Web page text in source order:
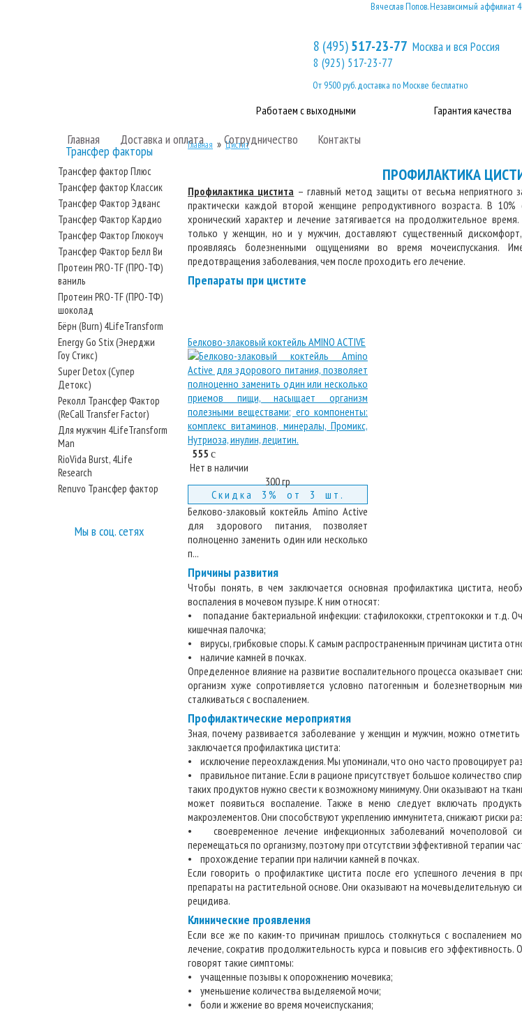
Главная Доставка и оплата Сотрудничество Контакты
Работаем с выходными Гарантия качества
8 (495)517-23-77 Москва и вся Россия
8 (925) 517-23-77
От 9500 руб. доставка по Москве бесплатно
Вячеслав Попов. Независимый аффилиат
Трансфер факторы
Трансфер фактор Плюс
Трансфер фактор Классик
Трансфер Фактор Эдванс
Трансфер Фактор Кардио
Трансфер Фактор Глюкоуч
Трансфер Фактор Белл Ви
Протеин PRO-TF (ПРО-ТФ)
ваниль
Протеин PRO-TF (ПРО-ТФ)
шоколад
Бёрн (Burn) 4LifeTransform
Energy Go Stix (Энерджи
Гоу Стикс)
Super Detox (Супер
Детокс)
Реколл Трансфер Фактор
(ReCall Transfer Factor)
Для мужчин 4LifeTransform
Man
RioVida Burst, 4Life
Research
Renuvo Трансфер фактор
Мы в соц. сетях
Главная »Цистит
ПРОФИЛАКТИКА
Профилактика цистита – главный метод защиты от весьма неприятного
практически каждой второй женщине репродуктивного возраста. В
хронический характер и лечение затягивается на продолжительное
только у женщин, но и у мужчин, доставляют существенный
проявляясь болезненными ощущениями во время мочеиспускания.
предотвращения заболевания, чем после проходить его лечение.
Препараты при цистите
Белково-злаковый коктейль AMINO ACTIVE
555 c
Нет в наличии
300 гр
Скидка 3% от 3 шт.
Белково-злаковый коктейль Amino Active
для здорового питания, позволяет
полноценно заменить один или несколько
п...
Причины развития
Чтобы понять, в чем заключается основная профилактика цистита,
воспаления в мочевом пузыре. К ним относят:
• попадание бактериальной инфекции: стафилококки, стрептококки и т.д.
кишечная палочка;
• вирусы, грибковые споры. К самым распространенным причинам цистита
• наличие камней в почках.
Определенное влияние на развитие воспалительного процесса оказывает
организм хуже сопротивляется условно патогенным и болезнетворным
сталкиваться с воспалением.
Профилактические мероприятия
Зная, почему развивается заболевание у женщин и мужчин, можно
заключается профилактика цистита:
• исключение переохлаждения. Мы упоминали, что оно часто провоцирует
• правильное питание. Если в рационе присутствует большое количество
таких продуктов нужно свести к возможному минимуму. Они оказывают на
может появиться воспаление. Также в меню следует включать
макроэлементов. Они способствуют укреплению иммунитета, снижают риски
• своевременное лечение инфекционных заболеваний мочеполовой
перемещаться по организму, поэтому при отсутствии эффективной терапии
• прохождение терапии при наличии камней в почках.
Если говорить о профилактике цистита после его успешного лечения в
препараты на растительной основе. Они оказывают на мочевыделительную
рецидива.
Клинические проявления
Если все же по каким-то причинам пришлось столкнуться с воспалением
лечение, сократив продолжительность курса и повысив его эффективность.
говорят такие симптомы:
• учащенные позывы к опорожнению мочевика;
• уменьшение количества выделяемой мочи;
• боли и жжение во время мочеиспускания;